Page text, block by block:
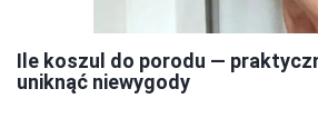
Ile koszul do porodu —
uniknąć niewygody